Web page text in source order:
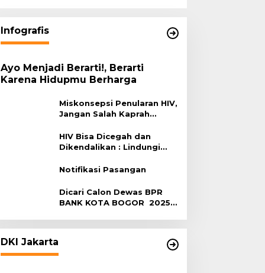
Infografis
Ayo Menjadi Berarti!, Berarti
Karena Hidupmu Berharga
Miskonsepsi Penularan HIV,
Jangan Salah Kaprah
HIV Bisa Dicegah dan
Dikendalikan : Lindungi
Notifikasi Pasangan
Dicari Calon Dewas BPR
BANK KOTA BOGOR 2025-
DKI Jakarta